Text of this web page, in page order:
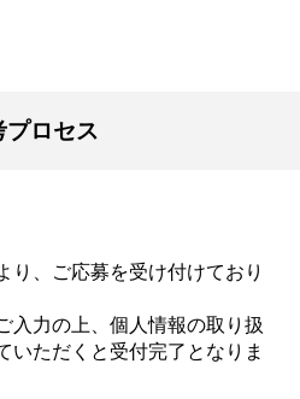
プロセス
り、ご応募を受け付けており
入力の上、個人情報の取り扱
いただくと受付完了となりま